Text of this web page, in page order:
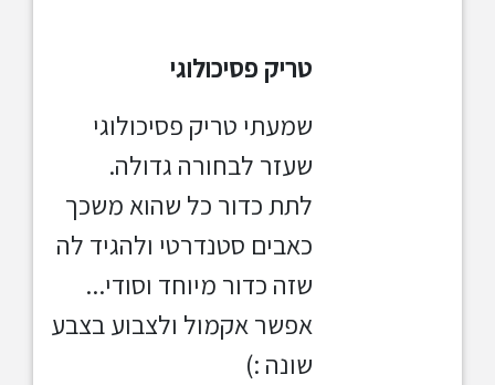
טריק פסיכולוגי
שמעתי טריק פסיכולוגי
שעזר לבחורה גדולה.
לתת כדור כל שהוא משכך
כאבים סטנדרטי ולהגיד לה
שזה כדור מיוחד וסודי...
אפשר אקמול ולצבוע בצבע
שונה :)